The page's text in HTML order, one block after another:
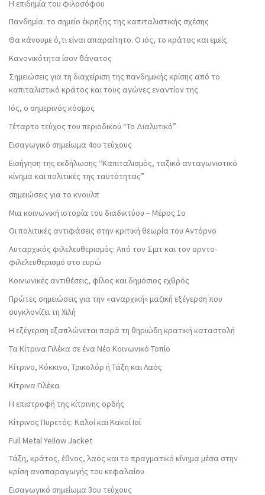
Η επιδημία του φιλοσόφου
Πανδημία: το σημείο έκρηξης της καπιταλιστικής σχέσης
Θα κάνουμε ό,τι είναι απαραίτητο. Ο ιός, το κράτος και εμείς.
Κανονικότητα ίσον θάνατος
Σημειώσεις για τη διαχείριση της πανδημικής κρίσης από το
καπιταλιστικό κράτος και τους αγώνες εναντίον της
Ιός, ο σημερινός κόσμος
Τέταρτο τεύχος του περιοδικού “Το Διαλυτικό”
Εισαγωγικό σημείωμα 4ου τεύχους
Εισήγηση της εκδήλωσης “Καπιταλισμός, ταξικό ανταγωνιστικό
κίνημα και πολιτικές της ταυτότητας”
σημειώσεις για το κνουλπ
Μια κοινωνική ιστορία του διαδικτύου – Μέρος 1ο
Οι πολιτικές αντιφάσεις στην κριτική θεωρία του Αντόρνο
Αυταρχικός φιλελευθερισμός: Από τον Σμιτ και τον ορντο-
φιλελευθερισμό στο ευρώ
Κοινωνικές αντιθέσεις, φίλος και δημόσιος εχθρός
Πρώτες σημειώσεις για την «αναρχική» μαζική εξέγερση που
συγκλονίζει τη Χιλή
Η εξέγερση εξαπλώνεται παρά τη θηριώδη κρατική καταστολή
Τα Κίτρινα Γιλέκα σε ένα Νέο Κοινωνικό Τοπίο
Κίτρινο, Κόκκινο, Τρικολόρ ή Τάξη και Λαός
Κίτρινα Γιλέκα
Η επιστροφή της κίτρινης ορδής
Κίτρινος Πυρετός: Καλοί και Κακοί Ιοί
Full Metal Yellow Jacket
Τάξη, κράτος, έθνος, λαός και το πραγματικό κίνημα μέσα στην
κρίση αναπαραγωγής του κεφαλαίου
Εισαγωγικό σημείωμα 3ου τεύχους